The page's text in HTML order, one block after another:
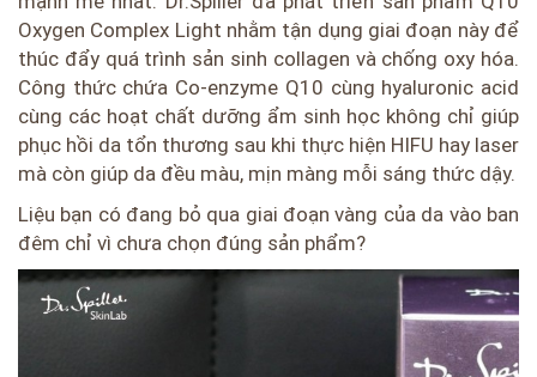
Oxygen Complex Light nhằm tận dụng giai đoạn này để
thúc đẩy quá trình sản sinh collagen và chống oxy hóa.
Công thức chứa Co-enzyme Q10 cùng hyaluronic acid
cùng các hoạt chất dưỡng ẩm sinh học không chỉ giúp
phục hồi da tổn thương sau khi thực hiện HIFU hay laser
mà còn giúp da đều màu, mịn màng mỗi sáng thức dậy.
Liệu bạn có đang bỏ qua giai đoạn vàng của da vào ban
đêm chỉ vì chưa chọn đúng sản phẩm?